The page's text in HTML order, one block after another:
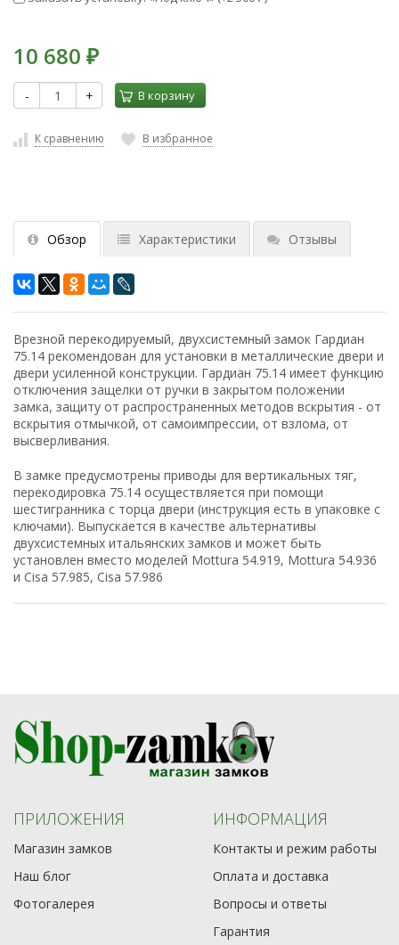
10 680 ₽
- + В корзину
К сравнению В избранное
Обзор Характеристики Отзывы
Врезной перекодируемый, двухсистемный замок Гардиан
75.14 рекомендован для установки в металлические двери и
двери усиленной конструкции. Гардиан 75.14 имеет функцию
отключения защелки от ручки в закрытом положении
замка, защиту от распространенных методов вскрытия - от
вскрытия отмычкой, от самоимпрессии, от взлома, от
высверливания.
В замке предусмотрены приводы для вертикальных тяг,
перекодировка 75.14 осуществляется при помощи
шестигранника с торца двери (инструкция есть в упаковке с
ключами). Выпускается в качестве альтернативы
двухсистемных итальянских замков и может быть
установлен вместо моделей Mottura 54.919, Mottura 54.936
и Cisa 57.985, Cisa 57.986
ПРИЛОЖЕНИЯ
Магазин замков
Наш блог
Фотогалерея
ИНФОРМАЦИЯ
Контакты и режим работы
Оплата и доставка
Вопросы и ответы
Гарантия